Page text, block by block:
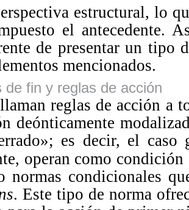
estructural, lo
el antecedente.
de presentar un tipo
mencionados.
de fin y reglas de acción
reglas de acción a
deónticamente
es decir, el caso
operan como
normas condicionales
. Este tipo de norma